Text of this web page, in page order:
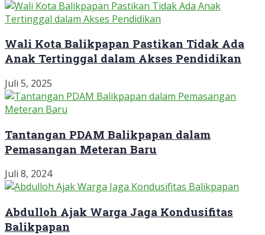
Wali Kota Balikpapan Pastikan Tidak Ada
Anak Tertinggal dalam Akses Pendidikan
Juli 5, 2025
Tantangan PDAM Balikpapan dalam
Pemasangan Meteran Baru
Juli 8, 2024
Abdulloh Ajak Warga Jaga Kondusifitas
Balikpapan